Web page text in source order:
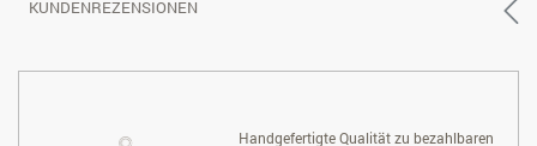
KUNDENREZENSIONEN
Handgefertigte Qualität zu bezahlbaren